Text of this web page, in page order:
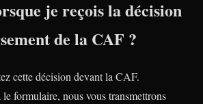
je reçois la décision
de la CAF ?
cette décision devant la CAF.
formulaire, nous vous transmettrons